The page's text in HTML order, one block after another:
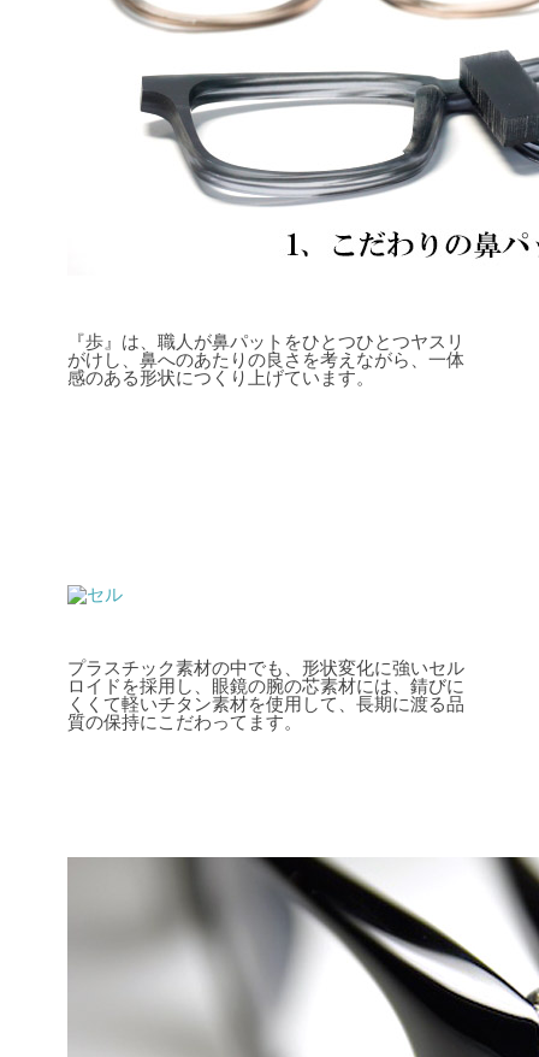
『歩』は、職人が鼻パットをひとつひとつヤスリ
がけし、鼻へのあたりの良さを考えながら、一体
感のある形状につくり上げています。
プラスチック素材の中でも、形状変化に強いセル
ロイドを採用し、眼鏡の腕の芯素材には、錆びに
くくて軽いチタン素材を使用して、長期に渡る品
質の保持にこだわってます。